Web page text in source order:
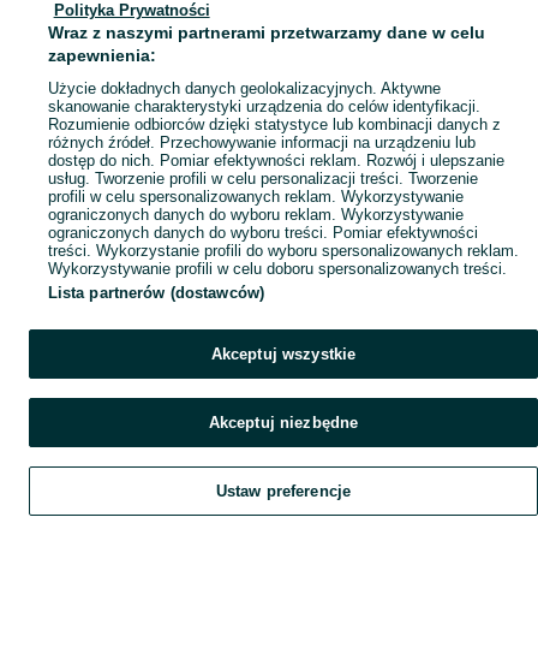
Mapa ministron
Popularne wyszukiwania
Szukaj Obserwujesz Dodaj Czat Konto
Polityka Prywatności
Wraz z naszymi partnerami przetwarzamy dane w celu
zapewnienia:
Użycie dokładnych danych geolokalizacyjnych. Aktywne
skanowanie charakterystyki urządzenia do celów identyfikacji.
Rozumienie odbiorców dzięki statystyce lub kombinacji danych z
różnych źródeł. Przechowywanie informacji na urządzeniu lub
dostęp do nich. Pomiar efektywności reklam. Rozwój i ulepszanie
usług. Tworzenie profili w celu personalizacji treści. Tworzenie
profili w celu spersonalizowanych reklam. Wykorzystywanie
ograniczonych danych do wyboru reklam. Wykorzystywanie
ograniczonych danych do wyboru treści. Pomiar efektywności
treści. Wykorzystanie profili do wyboru spersonalizowanych reklam.
Wykorzystywanie profili w celu doboru spersonalizowanych treści.
Lista partnerów (dostawców)
Akceptuj wszystkie
Akceptuj niezbędne
Ustaw preferencje